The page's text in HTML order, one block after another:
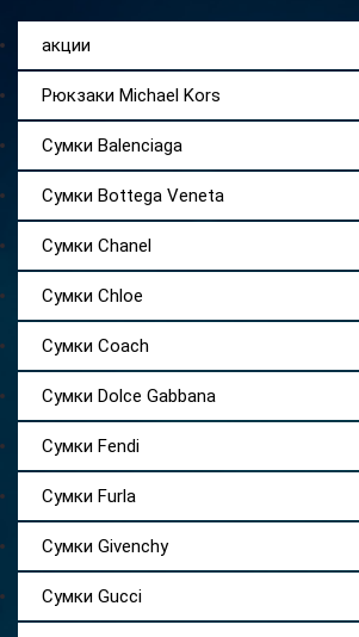
акции
Рюкзаки Michael Kors
Сумки Balenciaga
Сумки Bottega Veneta
Сумки Chanel
Сумки Chloe
Сумки Coach
Сумки Dolce Gabbana
Сумки Fendi
Сумки Furla
Сумки Givenchy
Сумки Gucci